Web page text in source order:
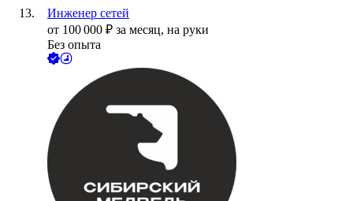
Инженер сетей
от 100 000 ₽ за месяц, на руки
Без опыта